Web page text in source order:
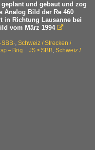
geplant und gebaut und zog
Analog Bild der Re 460
in Richtung Lausanne bei
vom März 1994 
, Schweiz / Strecken /
– Brig JS > SBB, Schweiz /